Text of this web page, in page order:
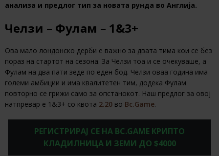
анализа и предлог тип за новата рунда во Англија.
Челзи – Фулам – 1&3+
Ова мало лондонско дерби е важно за двата тима кои се без
пораз на стартот на сезона. За Челзи тоа и се очекуваше, а
Фулам на два пати зеде по еден бод. Челзи оваа година има
големи амбиции и има квалитетен тим, додека Фулам
повторно се грижи само за опстанокот. Наш предлог за овој
натпревар е 1&3+ со квота 2.20 во Bc.Game.
РЕГИСТРИРАЈ СЕ НА BC.GAME КРИПТО
КЛАДИЛНИЦА И ЗЕМИ ДО $4000